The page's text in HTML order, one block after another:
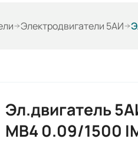
Электродвигатели 5АИ
Эл.двигатель
МВ4 0.09/1500